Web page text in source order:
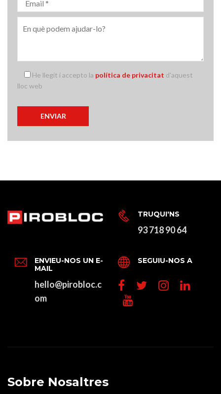
He llegit i accepto la política de privacitat d'aquest
lloc web
TRUQUI'NS
93 718 90 64
ENVIEU-NOS UN E-
MAIL
hello@pirobloc.c
om
SEGUIU-NOS A
Sobre Nosaltres